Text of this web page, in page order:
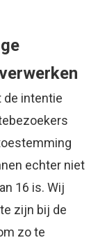
intentie
echter niet
16 is. Wij
zijn bij de
zo te